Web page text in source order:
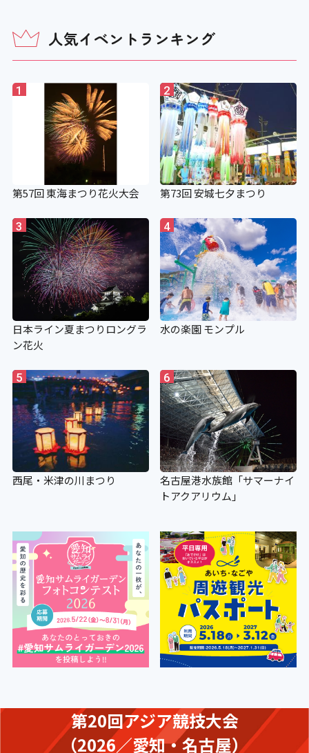
人気イベントランキング
1
第57回 東海まつり花火大会
2
第73回 安城七夕まつり
3
日本ライン夏まつりロングラ
ン花火
4
水の楽園 モンプル
5
西尾・米津の川まつり
6
名古屋港水族館「サマーナイ
トアクアリウム」
第20回アジア競技大会
（2026／愛知・名古屋）